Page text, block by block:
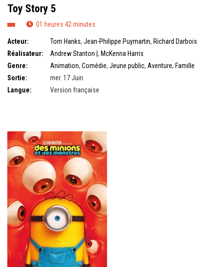
Toy Story 5
01 heures 42 minutes
Acteur: Tom Hanks, Jean-Philippe Puymartin, Richard Darbois
Réalisateur:
Andrew Stanton | , McKenna Harris
Genre:
Animation, Comédie, Jeune public, Aventure, Famille
Sortie:
mer. 17 Juin.
Langue:
Version française